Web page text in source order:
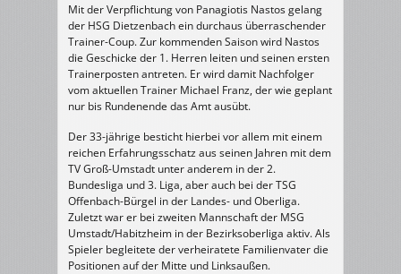
Mit der Verpflichtung von Panagiotis Nastos gelang
der HSG Dietzenbach ein durchaus überraschender
Trainer-Coup. Zur kommenden Saison wird Nastos
die Geschicke der 1. Herren leiten und seinen ersten
Trainerposten antreten. Er wird damit Nachfolger
vom aktuellen Trainer Michael Franz, der wie geplant
nur bis Rundenende das Amt ausübt.
Der 33-jährige besticht hierbei vor allem mit einem
reichen Erfahrungsschatz aus seinen Jahren mit dem
TV Groß-Umstadt unter anderem in der 2.
Bundesliga und 3. Liga, aber auch bei der TSG
Offenbach-Bürgel in der Landes- und Oberliga.
Zuletzt war er bei zweiten Mannschaft der MSG
Umstadt/Habitzheim in der Bezirksoberliga aktiv. Als
Spieler begleitete der verheiratete Familienvater die
Positionen auf der Mitte und Linksaußen.